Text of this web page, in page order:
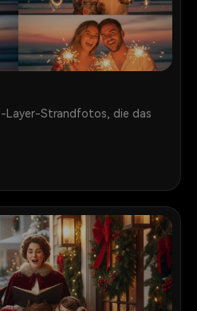
Layer-Strandfotos, die das